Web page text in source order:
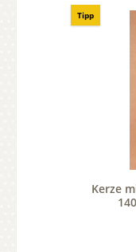
Tipp
Kerze